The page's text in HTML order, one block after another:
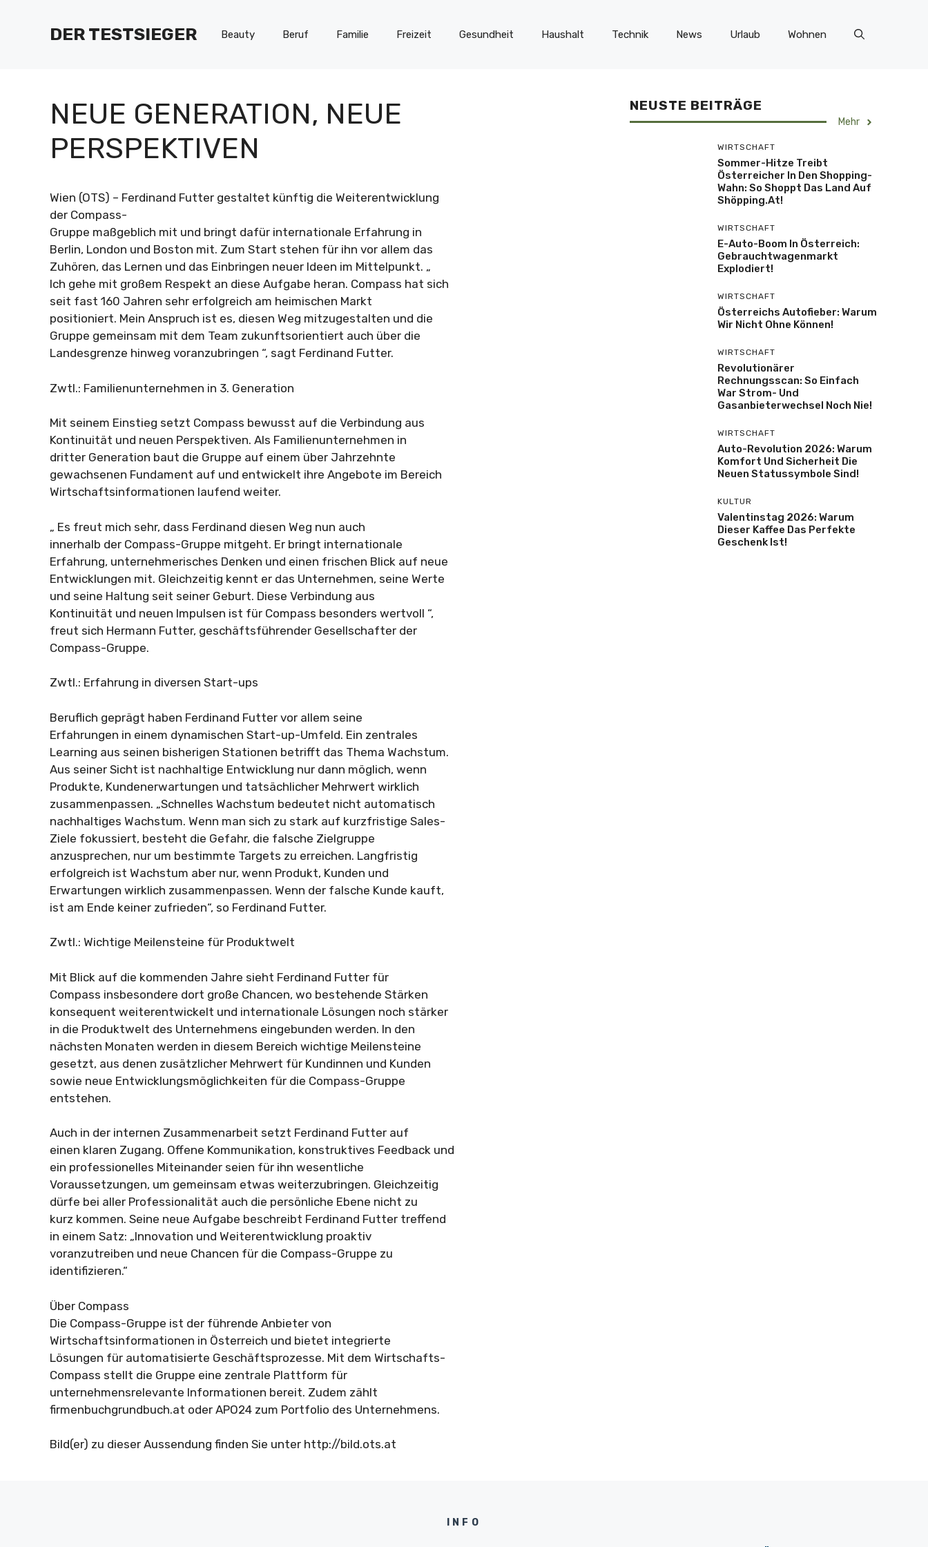
DER TESTSIEGER Beauty Beruf Familie Freizeit Gesundheit Haushalt Technik News Urlaub Wohnen
NEUE GENERATION, NEUE
PERSPEKTIVEN
Wien (OTS) – Ferdinand Futter gestaltet künftig die Weiterentwicklung
der Compass-
Gruppe maßgeblich mit und bringt dafür internationale Erfahrung in
Berlin, London und Boston mit. Zum Start stehen für ihn vor allem das
Zuhören, das Lernen und das Einbringen neuer Ideen im Mittelpunkt. „
Ich gehe mit großem Respekt an diese Aufgabe heran. Compass hat sich
seit fast 160 Jahren sehr erfolgreich am heimischen Markt
positioniert. Mein Anspruch ist es, diesen Weg mitzugestalten und die
Gruppe gemeinsam mit dem Team zukunftsorientiert auch über die
Landesgrenze hinweg voranzubringen “, sagt Ferdinand Futter.
Zwtl.: Familienunternehmen in 3. Generation
Mit seinem Einstieg setzt Compass bewusst auf die Verbindung aus
Kontinuität und neuen Perspektiven. Als Familienunternehmen in
dritter Generation baut die Gruppe auf einem über Jahrzehnte
gewachsenen Fundament auf und entwickelt ihre Angebote im Bereich
Wirtschaftsinformationen laufend weiter.
„ Es freut mich sehr, dass Ferdinand diesen Weg nun auch
innerhalb der Compass-Gruppe mitgeht. Er bringt internationale
Erfahrung, unternehmerisches Denken und einen frischen Blick auf neue
Entwicklungen mit. Gleichzeitig kennt er das Unternehmen, seine Werte
und seine Haltung seit seiner Geburt. Diese Verbindung aus
Kontinuität und neuen Impulsen ist für Compass besonders wertvoll “,
freut sich Hermann Futter, geschäftsführender Gesellschafter der
Compass-Gruppe.
Zwtl.: Erfahrung in diversen Start-ups
Beruflich geprägt haben Ferdinand Futter vor allem seine
Erfahrungen in einem dynamischen Start-up-Umfeld. Ein zentrales
Learning aus seinen bisherigen Stationen betrifft das Thema Wachstum.
Aus seiner Sicht ist nachhaltige Entwicklung nur dann möglich, wenn
Produkte, Kundenerwartungen und tatsächlicher Mehrwert wirklich
zusammenpassen. „Schnelles Wachstum bedeutet nicht automatisch
nachhaltiges Wachstum. Wenn man sich zu stark auf kurzfristige Sales-
Ziele fokussiert, besteht die Gefahr, die falsche Zielgruppe
anzusprechen, nur um bestimmte Targets zu erreichen. Langfristig
erfolgreich ist Wachstum aber nur, wenn Produkt, Kunden und
Erwartungen wirklich zusammenpassen. Wenn der falsche Kunde kauft,
ist am Ende keiner zufrieden“, so Ferdinand Futter.
Zwtl.: Wichtige Meilensteine für Produktwelt
Mit Blick auf die kommenden Jahre sieht Ferdinand Futter für
Compass insbesondere dort große Chancen, wo bestehende Stärken
konsequent weiterentwickelt und internationale Lösungen noch stärker
in die Produktwelt des Unternehmens eingebunden werden. In den
nächsten Monaten werden in diesem Bereich wichtige Meilensteine
gesetzt, aus denen zusätzlicher Mehrwert für Kundinnen und Kunden
sowie neue Entwicklungsmöglichkeiten für die Compass-Gruppe
entstehen.
Auch in der internen Zusammenarbeit setzt Ferdinand Futter auf
einen klaren Zugang. Offene Kommunikation, konstruktives Feedback und
ein professionelles Miteinander seien für ihn wesentliche
Voraussetzungen, um gemeinsam etwas weiterzubringen. Gleichzeitig
dürfe bei aller Professionalität auch die persönliche Ebene nicht zu
kurz kommen. Seine neue Aufgabe beschreibt Ferdinand Futter treffend
in einem Satz: „Innovation und Weiterentwicklung proaktiv
voranzutreiben und neue Chancen für die Compass-Gruppe zu
identifizieren.“
Über Compass
Die Compass-Gruppe ist der führende Anbieter von
Wirtschaftsinformationen in Österreich und bietet integrierte
Lösungen für automatisierte Geschäftsprozesse. Mit dem Wirtschafts-
Compass stellt die Gruppe eine zentrale Plattform für
unternehmensrelevante Informationen bereit. Zudem zählt
firmenbuchgrundbuch.at oder APO24 zum Portfolio des Unternehmens.
Bild(er) zu dieser Aussendung finden Sie unter http://bild.ots.at
NEUSTE BEITRÄGE
Mehr
WIRTSCHAFT
Sommer-Hitze Treibt
Österreicher In Den Shopping-
Wahn: So Shoppt Das Land Auf
Shöpping.at!
WIRTSCHAFT
E-Auto-Boom In Österreich:
Gebrauchtwagenmarkt
Explodiert!
WIRTSCHAFT
Österreichs Autofieber: Warum
Wir Nicht Ohne Können!
WIRTSCHAFT
Revolutionärer
Rechnungsscan: So Einfach
War Strom- Und
Gasanbieterwechsel Noch Nie!
WIRTSCHAFT
Auto-Revolution 2026: Warum
Komfort Und Sicherheit Die
Neuen Statussymbole Sind!
KULTUR
Valentinstag 2026: Warum
Dieser Kaffee Das Perfekte
Geschenk Ist!
INFO